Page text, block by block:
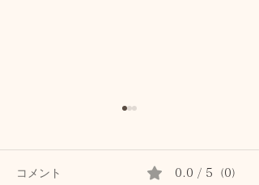
コメント 0.0 / 5（0）